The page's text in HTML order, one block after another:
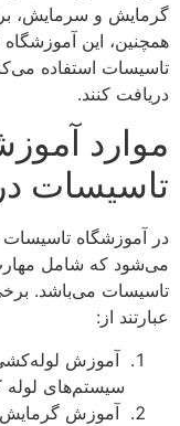
گرمایش و سرمایش،
همچنین، این آموزشگاه
تاسیسات استفاده
دریافت کنند.
موارد
تاسیسات
در آموزشگاه‌ تاسیسات
می‌شود که شامل
تاسیسات می‌باشد.
عبارتند از:
آموزش
سیستم‌های لوله
آموزش گرمایش